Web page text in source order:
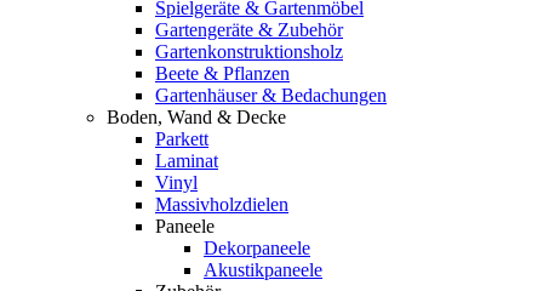
Spielgeräte & Gartenmöbel
Gartengeräte & Zubehör
Gartenkonstruktionsholz
Beete & Pflanzen
Gartenhäuser & Bedachungen
Boden, Wand & Decke
Parkett
Laminat
Vinyl
Massivholzdielen
Paneele
Dekorpaneele
Akustikpaneele